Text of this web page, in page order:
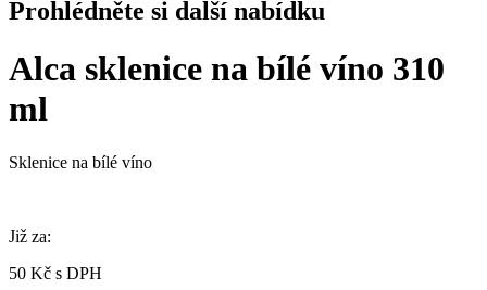
Prohlédněte si další nabídku
Alca sklenice na bílé víno 310
ml
Sklenice na bílé víno
Již za:
50 Kč s DPH